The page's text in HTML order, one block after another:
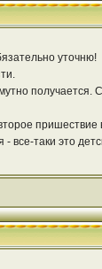
уточню!
- все-таки это